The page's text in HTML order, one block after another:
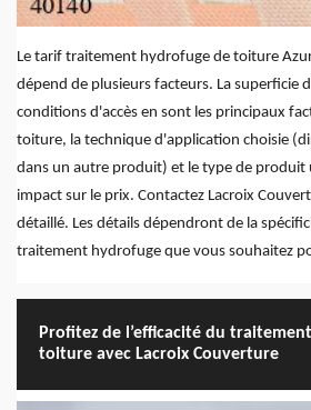
Le tarif traitement hydrofuge de toiture
dépend de plusieurs facteurs. La superficie
conditions d'accès en sont les principaux
toiture, la technique d'application choisie
dans un autre produit) et le type de produit
impact sur le prix. Contactez Lacroix
détaillé. Les détails dépendront de la
traitement hydrofuge que vous souhaitez
Profitez de l’efficacité du
toiture avec Lacroix Couverture